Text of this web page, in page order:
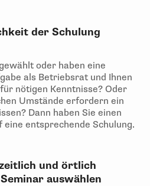
der Schulung
oder haben eine
als Betriebsrat und Ihnen
nötigen Kenntnisse? Oder
Umstände erfordern ein
Dann haben Sie einen
eine entsprechende Schulung.
und örtlich
auswählen